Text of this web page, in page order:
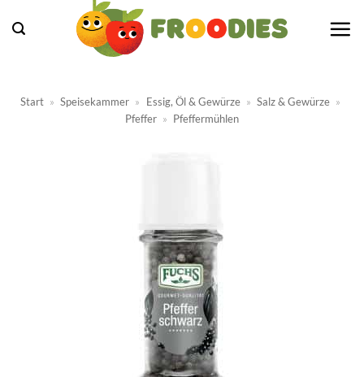
Inhalt
Start » Speisekammer » Essig, Öl & Gewürze » Salz & Gewürze »
Pfeffer » Pfeffermühlen